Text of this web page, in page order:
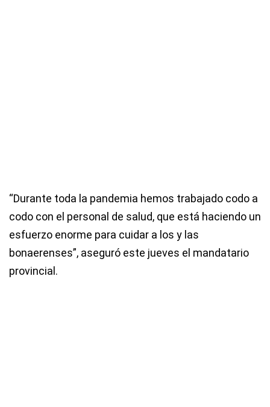
“Durante toda la pandemia hemos trabajado codo a
codo con el personal de salud, que está haciendo un
esfuerzo enorme para cuidar a los y las
bonaerenses”, aseguró este jueves el mandatario
provincial.